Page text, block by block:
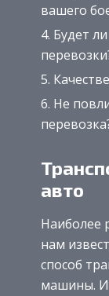
вашего
Будет
Не
авто
Наиболее
нам
способ
машины.